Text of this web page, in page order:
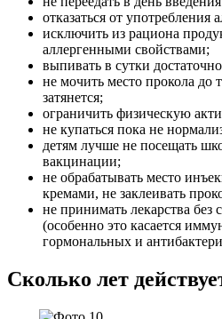
отказаться от употребления
исключить из рациона
аллергенными свойствами;
выпивать в сутки
не мочить место прокола до
затянется;
ограничить физическую
не купаться пока не
детям лучше не посещать
вакцинации;
не обрабатывать место
кремами, не заклеивать
не принимать лекарства без
(особенно это касается
гормональных и
Сколько лет